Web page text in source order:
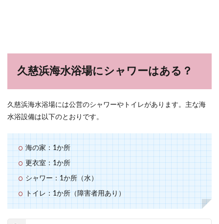
久慈浜海水浴場にシャワーはある？
久慈浜海水浴場には公営のシャワーやトイレがあります。主な海
水浴設備は以下のとおりです。
海の家：1か所
更衣室：1か所
シャワー：1か所（水）
トイレ：1か所（障害者用あり）